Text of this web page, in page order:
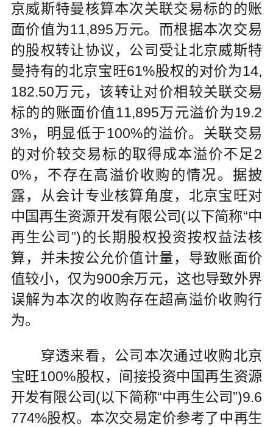
京威斯特曼核算本次关联交易标的的账
面价值为11,895万元。而根据本次交易
的股权转让协议，公司受让北京威斯特
曼持有的北京宝旺61%股权的对价为14,
182.50万元，该转让对价相较关联交易
标的的账面价值11,895万元溢价为19.2
3%，明显低于100%的溢价。关联交易
的对价较交易标的取得成本溢价不足2
0%，不存在高溢价收购的情况。据披
露，从会计专业核算角度，北京宝旺对
中国再生资源开发有限公司(以下简称“中
再生公司”)的长期股权投资按权益法核
算，并未按公允价值计量，导致账面价
值较小，仅为900余万元，这也导致外界
误解为本次的收购存在超高溢价收购行
为。
穿透来看，公司本次通过收购北京
宝旺100%股权，间接投资中国再生资源
开发有限公司(以下简称“中再生公司”)9.6
774%股权。本次交易定价参考了中再生